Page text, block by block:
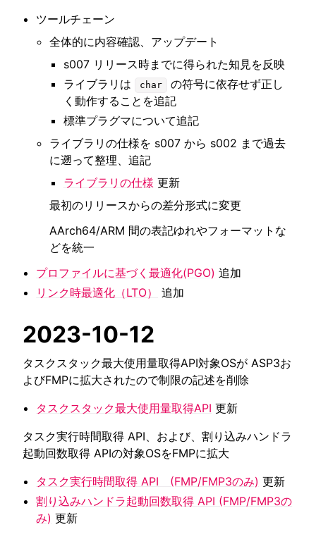
ツールチェーン
全体的に内容確認、アップデート
s007 リリース時までに得られた知見を反映
ライブラリは
char
の符号に依存せず正し
く動作することを追記
標準プラグマについて追記
ライブラリの仕様を s007 から s002 まで過去
に遡って整理、追記
ライブラリの仕様 更新
最初のリリースからの差分形式に変更
AArch64/ARM 間の表記ゆれやフォーマットな
どを統一
プロファイルに基づく最適化(PGO) 追加
リンク時最適化（LTO）
追加
2023-10-12
タスクスタック最大使用量取得API対象OSが ASP3お
よびFMPに拡大されたので制限の記述を削除
タスクスタック最大使用量取得API 更新
タスク実行時間取得 API、および、割り込みハンドラ
起動回数取得 APIの対象OSをFMPに拡大
タスク実行時間取得 API (FMP/FMP3のみ) 更新
割り込みハンドラ起動回数取得 API (FMP/FMP3の
み) 更新